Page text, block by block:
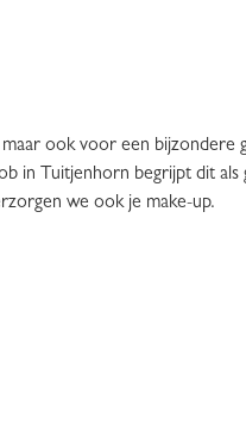
ook voor een bijzondere
in Tuitjenhorn begrijpt dit
we ook je make-up.